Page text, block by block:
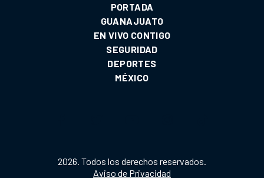
PORTADA
GUANAJUATO
EN VIVO CONTIGO
SEGURIDAD
DEPORTES
MÉXICO
2026. Todos los derechos reservados.
Aviso de Privacidad